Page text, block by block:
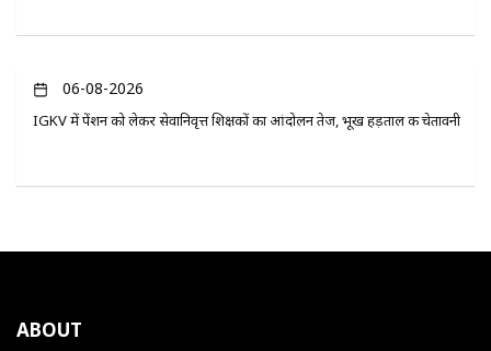
06-08-2026
IGKV में पेंशन को लेकर सेवानिवृत्त शिक्षकों का आंदोलन तेज, भूख हड़ताल की चेतावनी
ABOUT